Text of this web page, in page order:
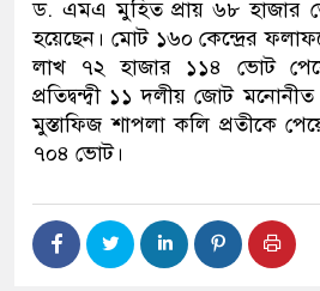
ড. এমএ মুহিত প্রায় ৬৮ হাজার
হয়েছেন। মোট ১৬০ কেন্দ্রের
লাখ ৭২ হাজার ১১৪ ভোট
প্রতিদ্বন্দ্বী ১১ দলীয় জোট
মুস্তাফিজ শাপলা কলি প্রতীকে
৭০৪ ভোট।